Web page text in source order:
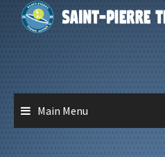
Main Menu